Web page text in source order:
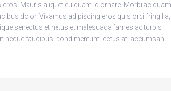
Mauris aliquet eu quam id ornare. Morbi ac quam
dolor. Vivamus adipiscing eros quis orci fringilla,
senectus et netus et malesuada fames ac turpis
neque faucibus, condimentum lectus at, accumsan